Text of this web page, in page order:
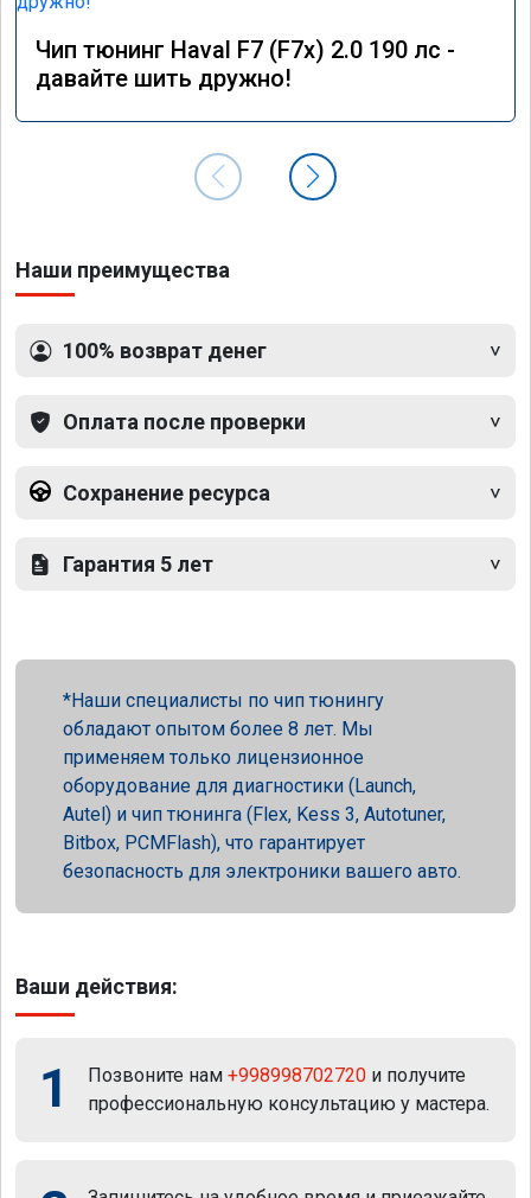
Чип тюнинг Haval F7 (F7x) 2.0 190 лс -
давайте шить дружно!
Наши преимущества
100% возврат денег
Оплата после проверки
Сохранение ресурса
Гарантия 5 лет
Наши специалисты по чип тюнингу
обладают опытом более 8 лет. Мы
применяем только лицензионное
оборудование для диагностики (Launch,
Autel) и чип тюнинга (Flex, Kess 3, Autotuner,
Bitbox, PCMFlash), что гарантирует
безопасность для электроники вашего авто.
Ваши действия:
1 Позвоните нам +998998702720 и получите
профессиональную консультацию у мастера.